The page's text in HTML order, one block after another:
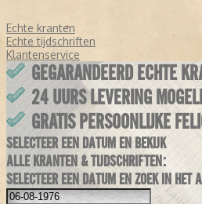
Echte kranten
Echte tijdschriften
Klantenservice
GEGARANDEERD ECHTE
24 UURS LEVERING
GRATIS PERSOONLIJKE
SELECTEER EEN DATUM EN BEKIJK
ALLE KRANTEN & TIJDSCHRIFTEN:
SELECTEER EEN DATUM EN ZOEK IN HET